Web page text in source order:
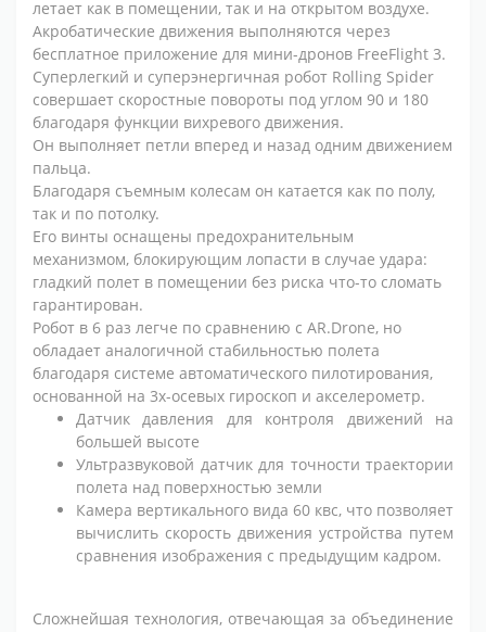
летает как в помещении, так и на открытом воздухе.
Акробатические движения выполняются через
бесплатное приложение для мини-дронов FreeFlight 3.
Суперлегкий и суперэнергичная робот Rolling Spider
совершает скоростные повороты под углом 90 и 180
благодаря функции вихревого движения.
Он выполняет петли вперед и назад одним движением
пальца.
Благодаря съемным колесам он катается как по полу,
так и по потолку.
Его винты оснащены предохранительным
механизмом, блокирующим лопасти в случае удара:
гладкий полет в помещении без риска что-то сломать
гарантирован.
Робот в 6 раз легче по сравнению с AR.Drone, но
обладает аналогичной стабильностью полета
благодаря системе автоматического пилотирования,
основанной на 3х-осевых гироскоп и акселерометр.
Датчик давления для контроля движений на
большей высоте
Ультразвуковой датчик для точности траектории
полета над поверхностью земли
Камера вертикального вида 60 квс, что позволяет
вычислить скорость движения устройства путем
сравнения изображения с предыдущим кадром.
Сложнейшая технология, отвечающая за объединение